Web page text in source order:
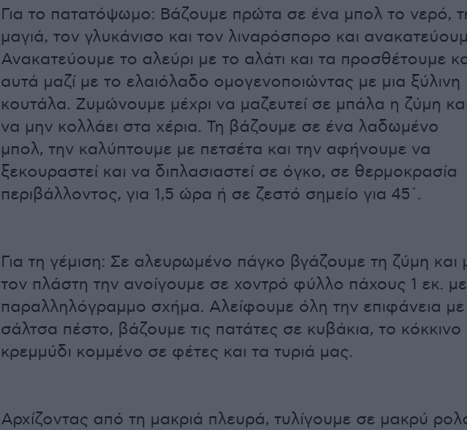
Για το πατατόψωμο: Βάζουμε πρώτα σε ένα μπολ το νερό,
μαγιά, τον γλυκάνισο και τον λιναρόσπορο και
Ανακατεύουμε το αλεύρι με το αλάτι και τα προσθέτουμε
αυτά μαζί με το ελαιόλαδο ομογενοποιώντας με μια ξύλινη
κουτάλα. Ζυμώνουμε μέχρι να μαζευτεί σε μπάλα η ζύμη
να μην κολλάει στα χέρια. Τη βάζουμε σε ένα λαδωμένο
μπολ, την καλύπτουμε με πετσέτα και την αφήνουμε να
ξεκουραστεί και να διπλασιαστεί σε όγκο, σε θερμοκρασία
περιβάλλοντος, για 1,5 ώρα ή σε ζεστό σημείο για 45΄.
Για τη γέμιση: Σε αλευρωμένο πάγκο βγάζουμε τη ζύμη και
τον πλάστη την ανοίγουμε σε χοντρό φύλλο πάχους 1 εκ. με
παραλληλόγραμμο σχήμα. Αλείφουμε όλη την επιφάνεια με
σάλτσα πέστο, βάζουμε τις πατάτες σε κυβάκια, το κόκκινο
κρεμμύδι κομμένο σε φέτες και τα τυριά μας.
Αρχίζοντας από τη μακριά πλευρά, τυλίγουμε σε μακρύ